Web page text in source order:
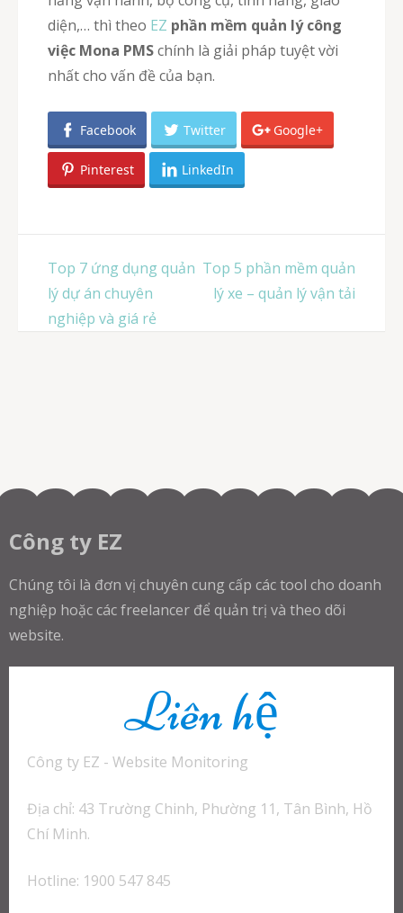
diện,… thì theo EZ phần mềm quản lý công
việc Mona PMSchính là giải pháp tuyệt vời
nhất cho vấn đề của bạn.
Facebook Twitter Google+
Pinterest LinkedIn
Post
navigation
Top 7 ứng dụng quản
lý dự án chuyên
nghiệp và giá rẻ
Top 5 phần mềm quản
lý xe – quản lý vận tải
Công ty EZ
Chúng tôi là đơn vị chuyên cung cấp các tool cho doanh
nghiệp hoặc các freelancer để quản trị và theo dõi
website.
Liên hệ
Công ty EZ - Website Monitoring
Địa chỉ: 43 Trường Chinh, Phường 11, Tân Bình, Hồ
Chí Minh.
Hotline: 1900 547 845